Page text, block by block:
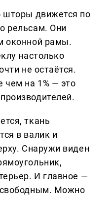
шторы движется по
рельсам. Они
оконной рамы.
настолько
не остаётся.
чем на 1% — это
ткань
в валик и
Снаружи виден
И главное —
свободным. Можно